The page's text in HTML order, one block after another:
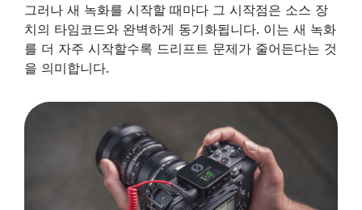
그러나 새 녹화를 시작할 때마다 그 시작점은 소스 장
치의 타임코드와 완벽하게 동기화됩니다. 이는 새 녹화
를 더 자주 시작할수록 드리프트 문제가 줄어든다는 것
을 의미합니다.